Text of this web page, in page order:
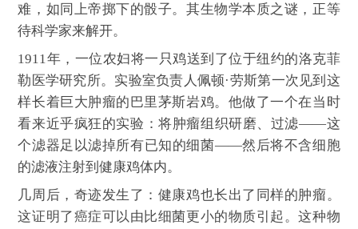
难，如同上帝掷下的骰子。其生物学本质之谜，正等
待科学家来解开。
1911年，一位农妇将一只鸡送到了位于纽约的洛克菲
勒医学研究所。实验室负责人佩顿·劳斯第一次见到这
样长着巨大肿瘤的巴里茅斯岩鸡。他做了一个在当时
看来近乎疯狂的实验：将肿瘤组织研磨、过滤——这
个滤器足以滤掉所有已知的细菌——然后将不含细胞
的滤液注射到健康鸡体内。
几周后，奇迹发生了：健康鸡也长出了同样的肿瘤。
这证明了癌症可以由比细菌更小的物质引起。这种物